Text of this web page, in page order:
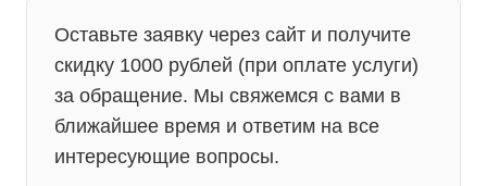
Оставьте заявку через сайт и получите
скидку 1000 рублей (при оплате услуги)
за обращение. Мы свяжемся с вами в
ближайшее время и ответим на все
интересующие вопросы.